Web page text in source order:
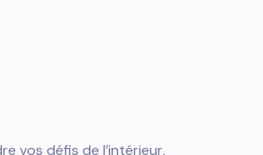
vos défis de l’intérieur,